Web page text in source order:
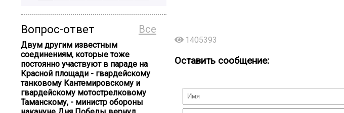
Все
Вопрос-ответ
Двум другим известным
соединениям, которые тоже
постоянно участвуют в параде на
Красной площади - гвардейскому
танковому Кантемировскому и
гвардейскому мотострелковому
Таманскому, - министр обороны
1405393
Оставить сообщение: